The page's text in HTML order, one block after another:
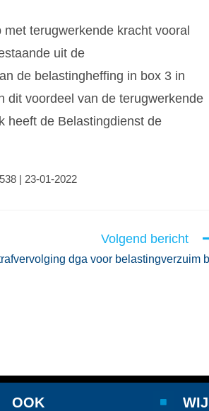
terugwerkende kracht vooral
uit de
de belastingheffing in box 3 in
dit voordeel van de terugwerkende
heeft de Belastingdienst de
| 23-01-2022
Volgend bericht
dga voor belastingverzuim
OOK